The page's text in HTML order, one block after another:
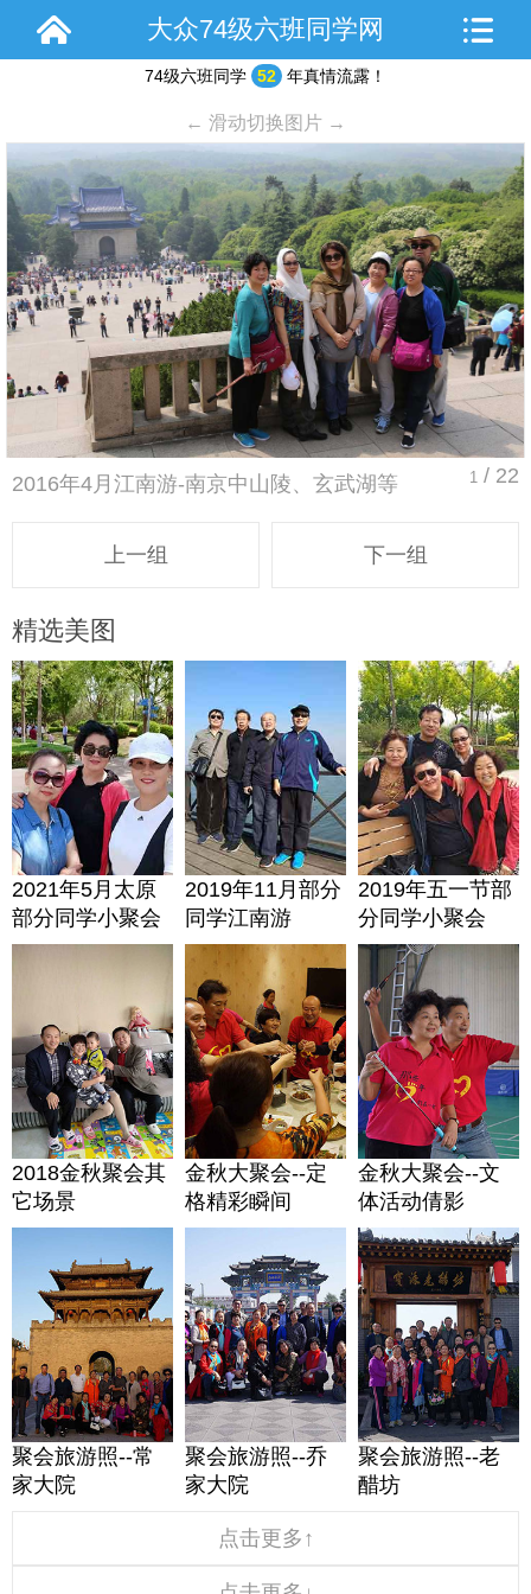
大众74级六班同学网
74级六班同学 52 年真情流露！
← 滑动切换图片 →
1 / 22
2016年4月江南游-南京中山陵、玄武湖等
上一组 下一组
精选美图
2021年5月太原
部分同学小聚会
2019年11月部分
同学江南游
2019年五一节部
分同学小聚会
2018金秋聚会其
它场景
金秋大聚会--定
格精彩瞬间
金秋大聚会--文
体活动倩影
聚会旅游照--常
家大院
聚会旅游照--乔
家大院
聚会旅游照--老
醋坊
点击更多↑